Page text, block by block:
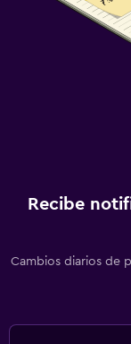
Recibe
Cambios diarios de